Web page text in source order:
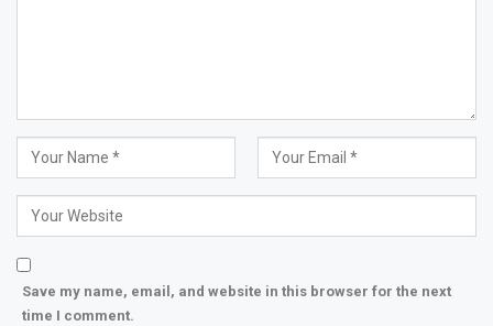
Save my name, email, and website in this browser for the next
time I comment.